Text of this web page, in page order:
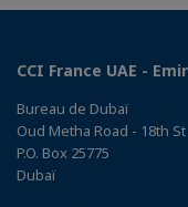
CCI France UAE -
Bureau de Dubaï
Oud Metha Road - 18th
P.O. Box 25775
Dubaï